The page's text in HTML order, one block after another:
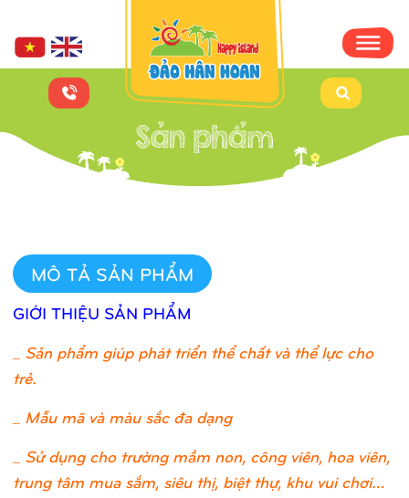
MÔ TẢ SẢN PHẨM
GIỚI THIỆU SẢN PHẨM
Sản phẩm giúp phát triển thể chất và thể lực cho
trẻ.
_ Mẫu mã và màu sắc đa dạng
_ Sử dụng cho trường mầm non, công viên, hoa viên,
trung tâm mua sắm, siêu thị, biệt thự, khu vui chơi…